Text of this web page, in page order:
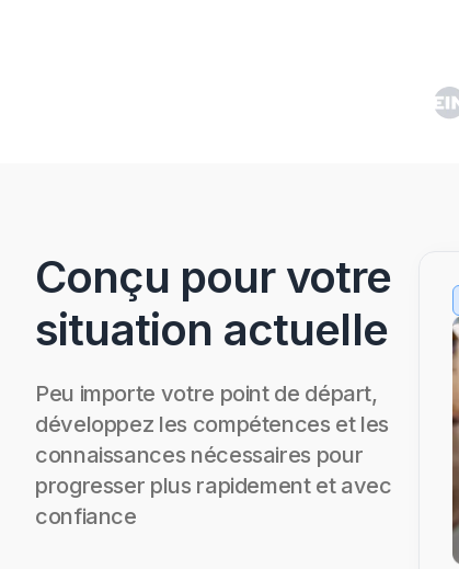
Conçu pour votre
situation actuelle
Peu importe votre point de départ,
développez les compétences et les
connaissances nécessaires pour
progresser plus rapidement et avec
confiance